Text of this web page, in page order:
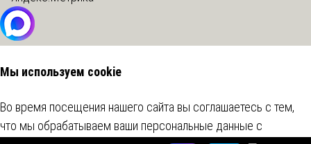
Мы используем cookie
Во время посещения нашего сайта вы соглашаетесь с тем,
что мы обрабатываем ваши персональные данные с